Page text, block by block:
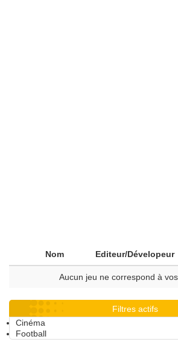
Nom Editeur/Dévelopeur
Aucun jeu ne correspond à
Filtres actifs
Cinéma
Football